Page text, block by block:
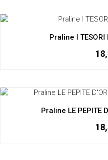
Praline I TESORI
Praline LE PEPITE